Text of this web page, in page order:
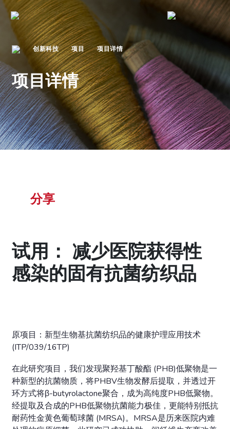
创新科技 项目 项目详情
项目详情
分享
试用： 减少医院获得性
感染的固有抗菌纺织品
原项目：新型生物基抗菌纺织品的健康护理应用技术
(ITP/039/16TP)
在此研究项目，我们发现聚羟基丁酸酯 (PHB)低聚物是一
种新型的抗菌物质，将PHBV生物发酵后提取，并透过开
环方式将β-butyrolactone聚合，成为高纯度PHB低聚物。
经提取及合成的PHB低聚物抗菌能力极佳，更能特别抵抗
耐药性金黄色葡萄球菌 (MRSA)。MRSA是历来医院内难